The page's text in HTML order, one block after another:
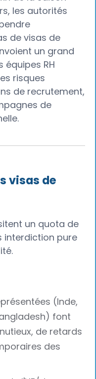
les autorités
de visas de
un grand
équipes RH
risques
de recrutement,
de
visas de
un quota de
interdiction pure
(Inde,
font
de retards
des